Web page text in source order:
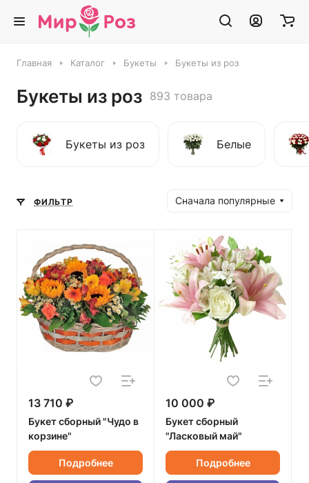
Главная Каталог Букеты Букеты из роз
Букеты из роз 893 товара
Букеты из роз Белые
ФИЛЬТР Сначала популярные
13 710 ₽
Букет сборный "Чудо в
корзине"
Подробнее
10 000 ₽
Букет сборный
"Ласковый май"
Подробнее